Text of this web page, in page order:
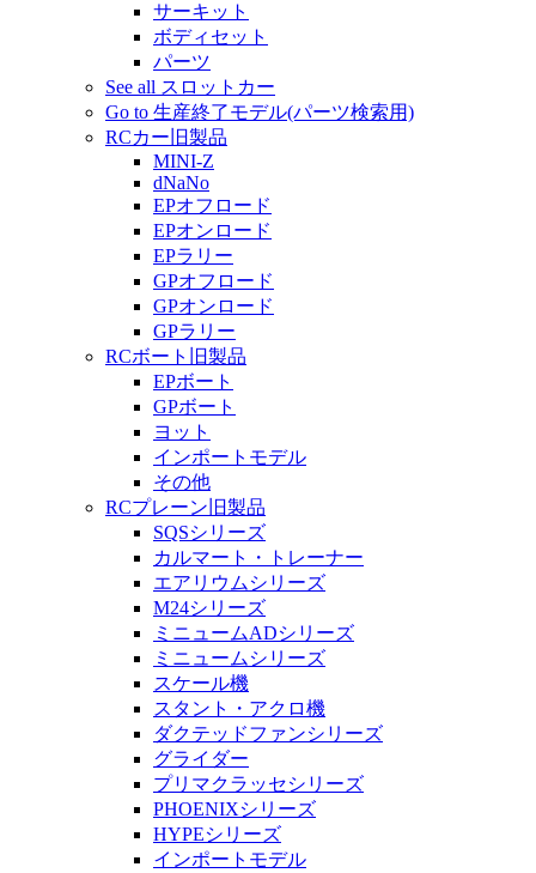
サーキット
ボディセット
パーツ
See all スロットカー
Go to 生産終了モデル(パーツ検索用)
RCカー旧製品
MINI-Z
dNaNo
EPオフロード
EPオンロード
EPラリー
GPオフロード
GPオンロード
GPラリー
RCボート旧製品
EPボート
GPボート
ヨット
インポートモデル
その他
RCプレーン旧製品
SQSシリーズ
カルマート・トレーナー
エアリウムシリーズ
M24シリーズ
ミニュームADシリーズ
ミニュームシリーズ
スケール機
スタント・アクロ機
ダクテッドファンシリーズ
グライダー
プリマクラッセシリーズ
PHOENIXシリーズ
HYPEシリーズ
インポートモデル